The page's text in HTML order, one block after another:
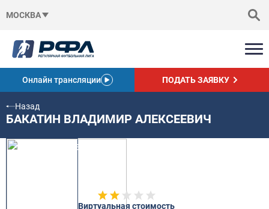
МОСКВА
Онлайн трансляции ПОДАТЬ ЗАЯВКУ
Назад
БАКАТИН ВЛАДИМИР АЛЕКСЕЕВИЧ
Виртуальная стоимость